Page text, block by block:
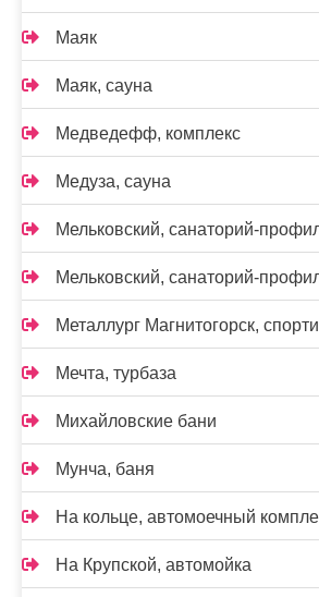
Маяк
Маяк, сауна
Медведефф, комплекс
Медуза, сауна
Мельковский, санаторий-
Мельковский, санаторий-
Металлург Магнитогорск,
Мечта, турбаза
Михайловские бани
Мунча, баня
На кольце, автомоечный
На Крупской, автомойка